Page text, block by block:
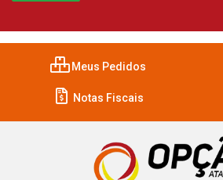
Meus Pedidos
Notas Fiscais